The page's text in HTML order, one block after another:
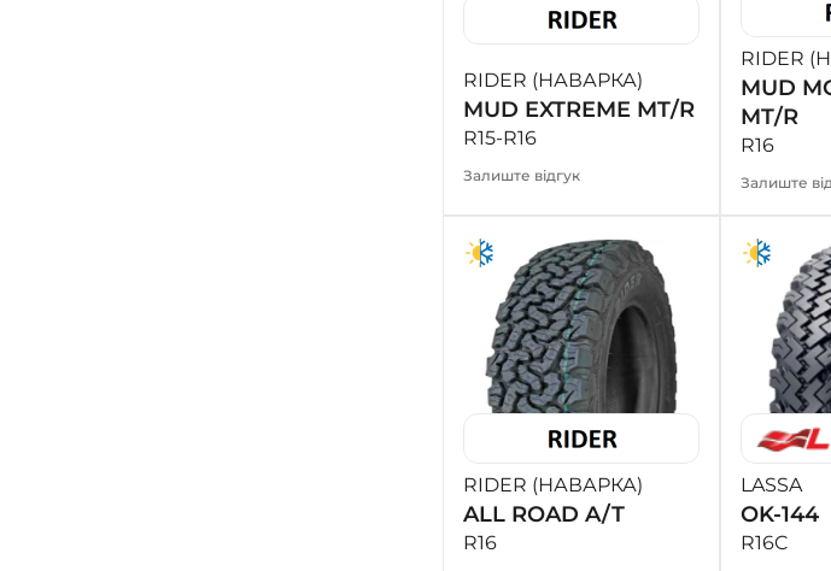
RIDER (НАВАРКА)
MUD EXTREME MT/R
R15-R16
Залиште відгук
RIDER
MUD
MT/R
R16
Залиште
RIDER (НАВАРКА)
ALL ROAD A/T
R16
LASSA
OK-144
R16C